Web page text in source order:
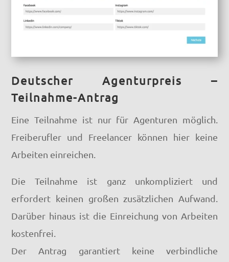
Deutscher Agenturpreis –
Teilnahme-Antrag
Eine Teilnahme ist nur für Agenturen möglich.
Freiberufler und Freelancer können hier keine
Arbeiten einreichen.
Die Teilnahme ist ganz unkompliziert und
erfordert keinen großen zusätzlichen Aufwand.
Darüber hinaus ist die Einreichung von Arbeiten
kostenfrei.
Der Antrag garantiert keine verbindliche